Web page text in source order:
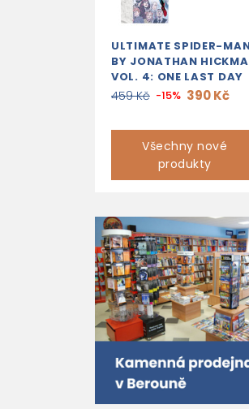
ULTIMATE SPIDER-
BY JONATHAN
VOL. 4: ONE LAST DAY
459 Kč -15% 390 Kč
Všechny nové
produkty